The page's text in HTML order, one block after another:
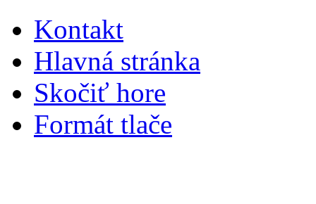
Kontakt
Hlavná stránka
Skočiť hore
Formát tlače